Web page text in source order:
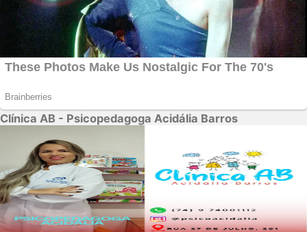
Clínica AB - Psicopedagoga Acidália Barros